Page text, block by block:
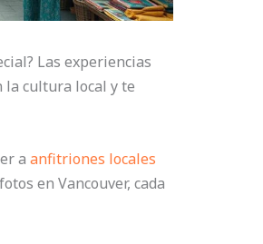
Las experiencias
la cultura local y te
a anfitriones locales
en Vancouver, cada